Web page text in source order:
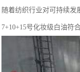
随着纺织行业对可持续发
7+10+15号化妆级白油符